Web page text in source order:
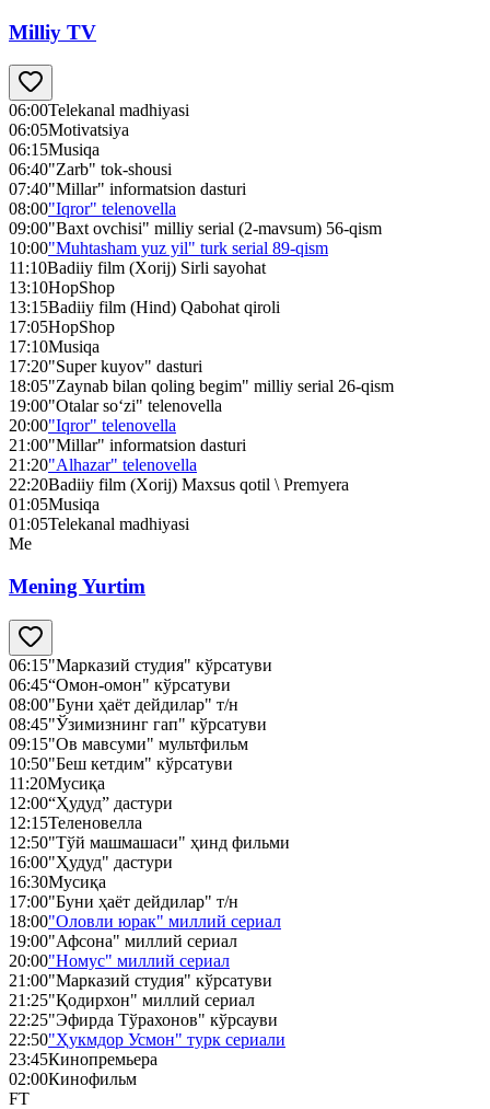
Milliy TV
06:00Telekanal madhiyasi
06:05Motivatsiya
06:15Musiqa
06:40"Zarb" tok-shousi
07:40"Millar" informatsion dasturi
08:00"Iqror" telenovella
09:00"Baxt ovchisi" milliy serial (2-mavsum) 56-qism
10:00"Muhtasham yuz yil" turk serial 89-qism
11:10Badiiy film (Xorij) Sirli sayohat
13:10HopShop
13:15Badiiy film (Hind) Qabohat qiroli
17:05HopShop
17:10Musiqa
17:20"Super kuyov" dasturi
18:05"Zaynab bilan qoling begim" milliy serial 26-qism
19:00"Otalar so‘zi" telenovella
20:00"Iqror" telenovella
21:00"Millar" informatsion dasturi
21:20"Alhazar" telenovella
22:20Badiiy film (Xorij) Maxsus qotil \ Premyera
01:05Musiqa
01:05Telekanal madhiyasi
Me
Mening Yurtim
06:15"Марказий студия" кўрсатуви
06:45“Омон-омон" кўрсатуви
08:00"Буни ҳаёт дейдилар" т/н
08:45"Ўзимизнинг гап" кўрсатуви
09:15"Ов мавсуми" мультфильм
10:50"Беш кетдим" кўрсатуви
11:20Мусиқа
12:00“Ҳудуд” дастури
12:15Теленовелла
12:50"Тўй машмашаси" ҳинд фильми
16:00"Ҳудуд" дастури
16:30Мусиқа
17:00"Буни ҳаёт дейдилар" т/н
18:00"Оловли юрак" миллий сериал
19:00"Афсона" миллий сериал
20:00"Номус" миллий сериал
21:00"Марказий студия" кўрсатуви
21:25"Қодирхон" миллий сериал
22:25"Эфирда Тўрахонов" кўрсауви
22:50"Ҳукмдор Усмон" турк сериали
23:45Кинопремьера
02:00Кинофильм
FT